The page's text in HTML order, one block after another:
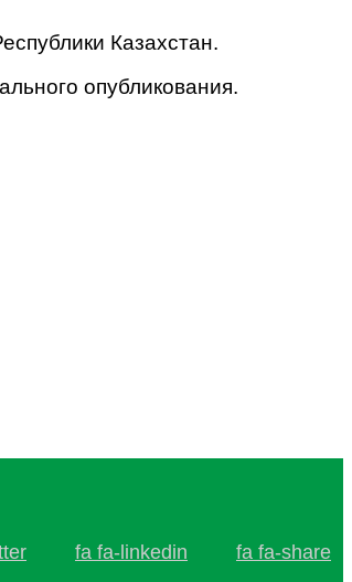
Казахстан.
опубликования.
fa fa-linkedin fa fa-share